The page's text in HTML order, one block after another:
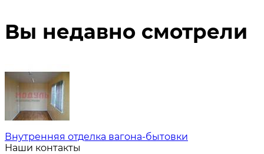
Вы недавно смотрели
Внутренняя отделка вагона-бытовки
Наши контакты